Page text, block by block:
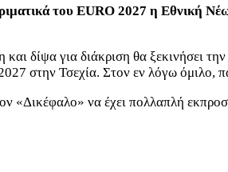
του EURO 2027 η Εθνική
δίψα για διάκριση θα ξεκινήσει
στην Τσεχία. Στον εν λόγω όμιλο,
«Δικέφαλο» να έχει πολλαπλή